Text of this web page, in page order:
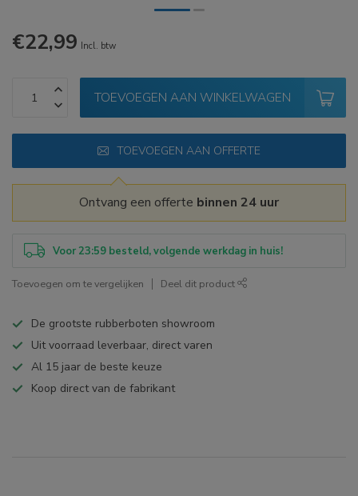
€22,99 Incl. btw
TOEVOEGEN AAN WINKELWAGEN
TOEVOEGEN AAN OFFERTE
Ontvang een offerte binnen 24 uur
Voor 23:59 besteld, volgende werkdag in huis!
Toevoegen om te vergelijken Deel dit product
De grootste rubberboten showroom
Uit voorraad leverbaar, direct varen
Al 15 jaar de beste keuze
Koop direct van de fabrikant